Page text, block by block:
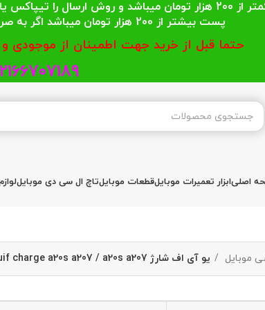
اصلیابزار تعمیرات موبایلقطعات موبایلتاچ ال سی دی موبایل
موبایل یو آی اف شارژ uif charge a20s a207 / a20s a207
مشتریان محترمی که جمع خریدشان کمتر از 200 هزار تومان
پست بیشتر از 200 هزار تومان میباشد اگر به صرفه است خرید خود را انجام دهند.
حتما قبل از خرید جهت اطمینان از موجودی